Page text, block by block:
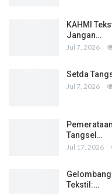
KAHMI
Jangan…
Jul 7, 2026
Setda
Jul 7, 2026
Tangsel…
Jul 17, 2026
Gelombang
Tekstil:…